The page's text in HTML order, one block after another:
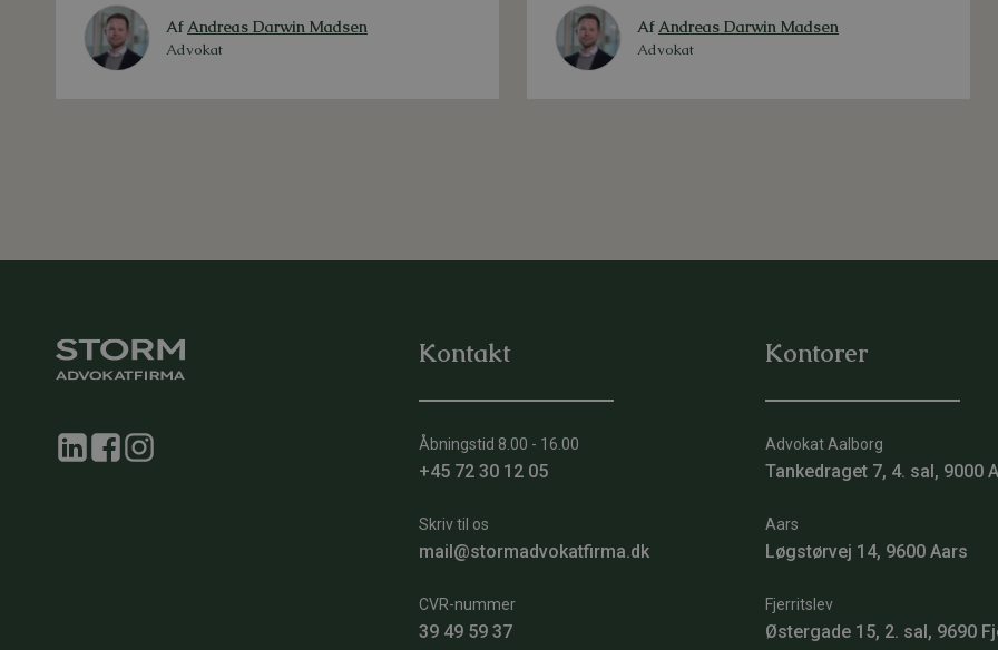
Af Andreas Darwin Madsen
Advokat
Af Andreas Darwin Madsen
Advokat
Kontakt
Åbningstid 8.00 - 16.00
+45 72 30 12 05
Skriv til os
mail@stormadvokatfirma.dk
CVR-nummer
39 49 59 37
Kontorer
Advokat Aalborg
Tankedraget 7, 4. sal, 9000
Aars
Løgstørvej 14, 9600 Aars
Fjerritslev
Østergade 15, 2. sal, 9690